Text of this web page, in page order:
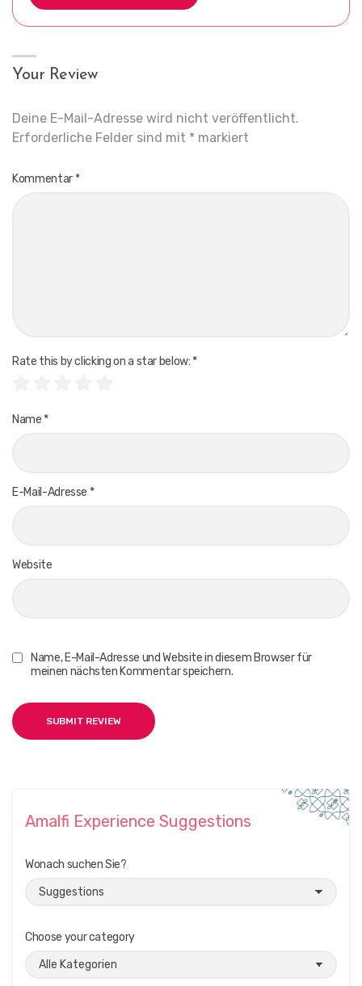
Your Review
Deine E-Mail-Adresse wird nicht veröffentlicht.
Erforderliche Felder sind mit * markiert
Kommentar *
Rate this by clicking on a star below: *
Name *
E-Mail-Adresse *
Website
Name, E-Mail-Adresse und Website in diesem Browser für
meinen nächsten Kommentar speichern.
Amalfi Experience Suggestions
Wonach suchen Sie?
Choose your category